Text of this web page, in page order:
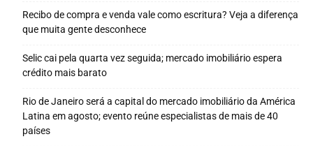
Recibo de compra e venda vale como escritura? Veja a diferença
que muita gente desconhece
Selic cai pela quarta vez seguida; mercado imobiliário espera
crédito mais barato
Rio de Janeiro será a capital do mercado imobiliário da América
Latina em agosto; evento reúne especialistas de mais de 40
países